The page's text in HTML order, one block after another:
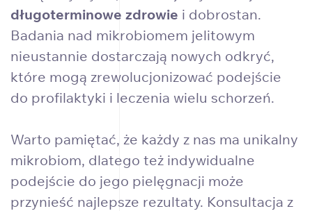
długoterminowe zdrowie i dobrostan.
Badania nad mikrobiomem jelitowym
nieustannie dostarczają nowych odkryć,
które mogą zrewolucjonizować podejście
do profilaktyki i leczenia wielu schorzeń.
Warto pamiętać, że każdy z nas ma unikalny
mikrobiom, dlatego też indywidualne
podejście do jego pielęgnacji może
przynieść najlepsze rezultaty. Konsultacja z